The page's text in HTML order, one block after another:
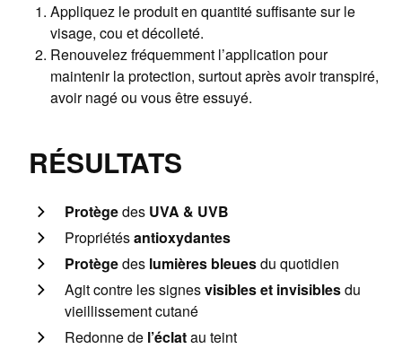
Appliquez le produit en quantité suffisante sur le
visage, cou et décolleté.
Renouvelez fréquemment l’application pour
maintenir la protection, surtout après avoir transpiré,
avoir nagé ou vous être essuyé.
RÉSULTATS
Protègedes UVA & UVB
Propriétésantioxydantes
Protègedes lumières bleuesdu quotidien
Agit contre les signesvisibles et invisiblesdu
vieillissement cutané
Redonne de l’éclatau teint